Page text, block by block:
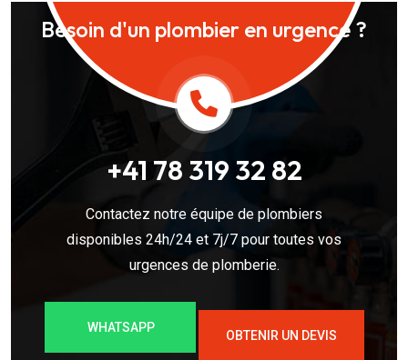
Besoin d'un plombier en urgence ?
+41 78 319 32 82
Contactez notre équipe de plombiers
disponibles 24h/24 et 7j/7 pour toutes vos
urgences de plomberie.
WHATSAPP
OBTENIR UN DEVIS